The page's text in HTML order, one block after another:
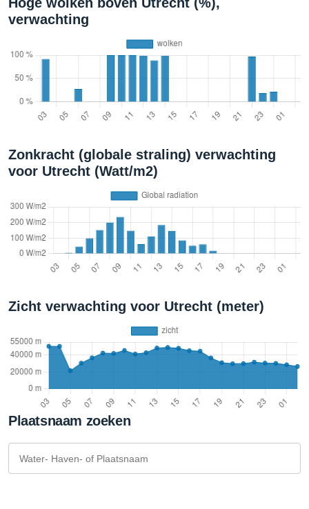
verwachting
Zonkracht (globale straling) verwachting
voor Utrecht (Watt/m2)
Zicht verwachting voor Utrecht (meter)
Plaatsnaam zoeken